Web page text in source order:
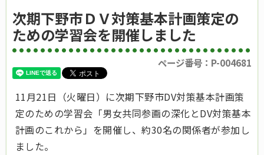
次期下野市ＤＶ対策基本計画策定の
ための学習会を開催しました
ページ番号：P-004681
11月21日（火曜日）に次期下野市DV対策基本計画策
定のための学習会 「男女共同参画の深化とDV対策基本
計画のこれから 」を開催し、約30名の関係者が参加 し
ました。